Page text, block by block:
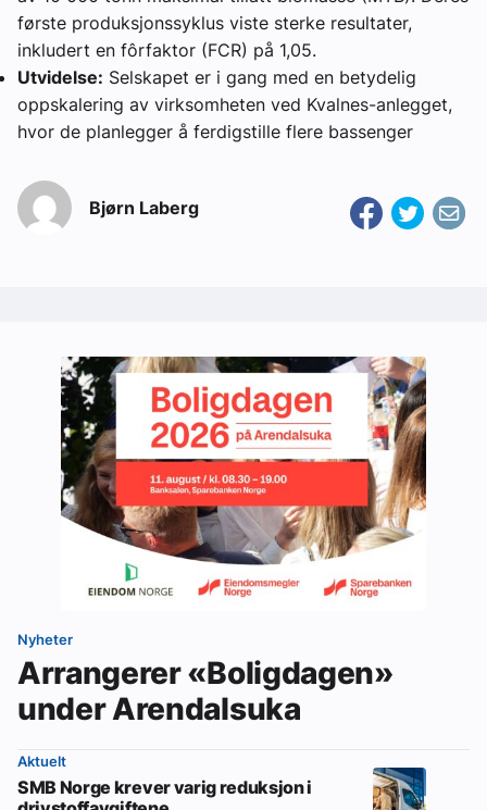
første produksjonssyklus viste sterke resultater,
inkludert en fôrfaktor (FCR) på 1,05.
Utvidelse: Selskapet er i gang med en betydelig
oppskalering av virksomheten ved Kvalnes-anlegget,
hvor de planlegger å ferdigstille flere bassenger
Bjørn Laberg
Nyheter
Arrangerer «Boligdagen»
under Arendalsuka
Aktuelt
SMB Norge krever varig reduksjon i